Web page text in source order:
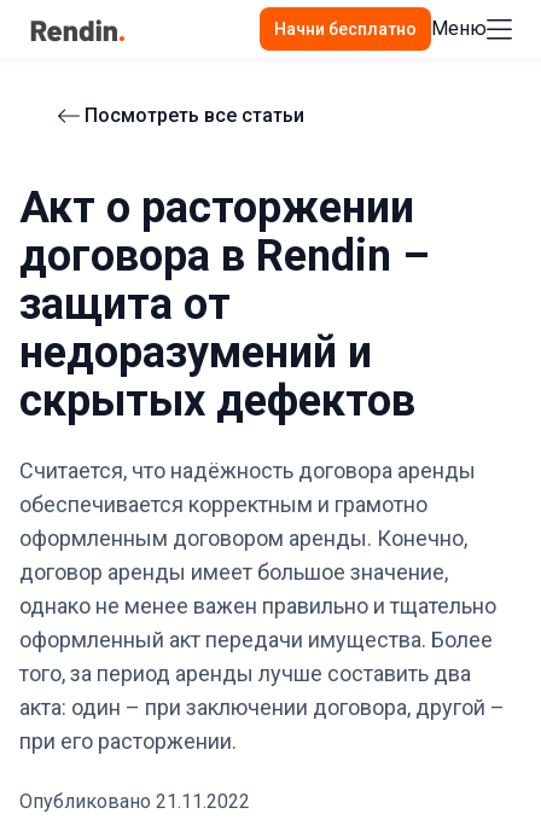
Начни бесплатно Меню
Посмотреть все статьи
Акт о расторжении
договора в Rendin –
защита от
недоразумений и
скрытых дефектов
Считается, что надёжность договора аренды
обеспечивается корректным и грамотно
оформленным договором аренды. Конечно,
договор аренды имеет большое значение,
однако не менее важен правильно и тщательно
оформленный акт передачи имущества. Более
того, за период аренды лучше составить два
акта: один – при заключении договора, другой –
при его расторжении.
Опубликовано 21.11.2022